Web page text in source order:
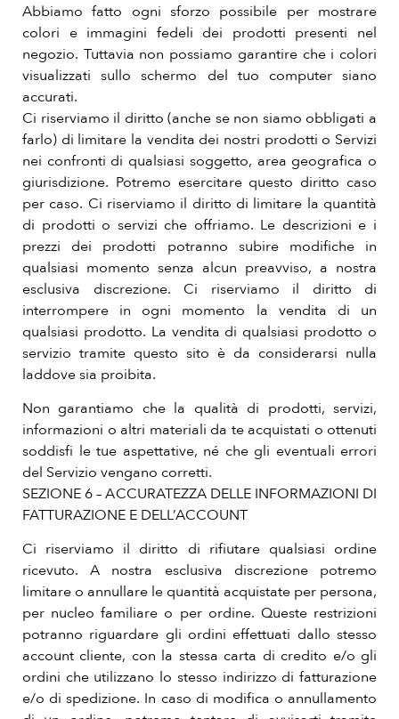
Abbiamo fatto ogni sforzo possibile per mostrare
colori e immagini fedeli dei prodotti presenti nel
negozio. Tuttavia non possiamo garantire che i colori
visualizzati sullo schermo del tuo computer siano
accurati.
Ci riserviamo il diritto (anche se non siamo obbligati a
farlo) di limitare la vendita dei nostri prodotti o Servizi
nei confronti di qualsiasi soggetto, area geografica o
giurisdizione. Potremo esercitare questo diritto caso
per caso. Ci riserviamo il diritto di limitare la quantità
di prodotti o servizi che offriamo. Le descrizioni e i
prezzi dei prodotti potranno subire modifiche in
qualsiasi momento senza alcun preavviso, a nostra
esclusiva discrezione. Ci riserviamo il diritto di
interrompere in ogni momento la vendita di un
qualsiasi prodotto. La vendita di qualsiasi prodotto o
servizio tramite questo sito è da considerarsi nulla
laddove sia proibita.
Non garantiamo che la qualità di prodotti, servizi,
informazioni o altri materiali da te acquistati o ottenuti
soddisfi le tue aspettative, né che gli eventuali errori
del Servizio vengano corretti.
SEZIONE 6 – ACCURATEZZA DELLE INFORMAZIONI DI
FATTURAZIONE E DELL’ACCOUNT
Ci riserviamo il diritto di rifiutare qualsiasi ordine
ricevuto. A nostra esclusiva discrezione potremo
limitare o annullare le quantità acquistate per persona,
per nucleo familiare o per ordine. Queste restrizioni
potranno riguardare gli ordini effettuati dallo stesso
account cliente, con la stessa carta di credito e/o gli
ordini che utilizzano lo stesso indirizzo di fatturazione
e/o di spedizione. In caso di modifica o annullamento